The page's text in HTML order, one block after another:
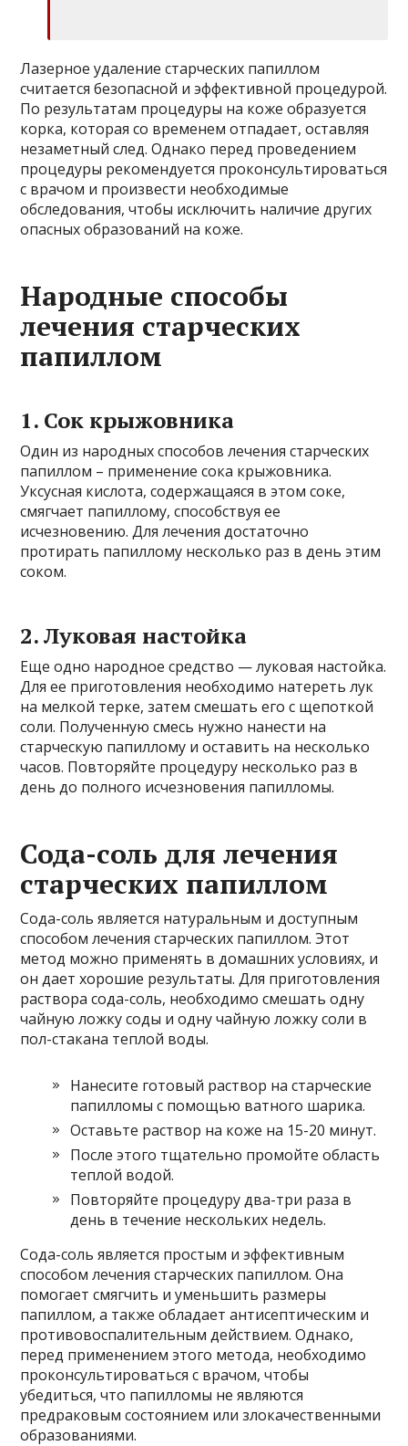
Лазерное удаление старческих папиллом
считается безопасной и эффективной процедурой.
По результатам процедуры на коже образуется
корка, которая со временем отпадает, оставляя
незаметный след. Однако перед проведением
процедуры рекомендуется проконсультироваться
с врачом и произвести необходимые
обследования, чтобы исключить наличие других
опасных образований на коже.
Народные способы
лечения старческих
папиллом
1. Сок крыжовника
Один из народных способов лечения старческих
папиллом – применение сока крыжовника.
Уксусная кислота, содержащаяся в этом соке,
смягчает папиллому, способствуя ее
исчезновению. Для лечения достаточно
протирать папиллому несколько раз в день этим
соком.
2. Луковая настойка
Еще одно народное средство — луковая настойка.
Для ее приготовления необходимо натереть лук
на мелкой терке, затем смешать его с щепоткой
соли. Полученную смесь нужно нанести на
старческую папиллому и оставить на несколько
часов. Повторяйте процедуру несколько раз в
день до полного исчезновения папилломы.
Сода-соль для лечения
старческих папиллом
Сода-соль является натуральным и доступным
способом лечения старческих папиллом. Этот
метод можно применять в домашних условиях, и
он дает хорошие результаты. Для приготовления
раствора сода-соль, необходимо смешать одну
чайную ложку соды и одну чайную ложку соли в
пол-стакана теплой воды.
Нанесите готовый раствор на старческие
папилломы с помощью ватного шарика.
Оставьте раствор на коже на 15-20 минут.
После этого тщательно промойте область
теплой водой.
Повторяйте процедуру два-три раза в
день в течение нескольких недель.
Сода-соль является простым и эффективным
способом лечения старческих папиллом. Она
помогает смягчить и уменьшить размеры
папиллом, а также обладает антисептическим и
противовоспалительным действием. Однако,
перед применением этого метода, необходимо
проконсультироваться с врачом, чтобы
убедиться, что папилломы не являются
предраковым состоянием или злокачественными
образованиями.